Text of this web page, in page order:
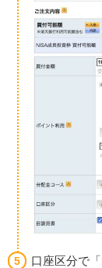
口座区分で「